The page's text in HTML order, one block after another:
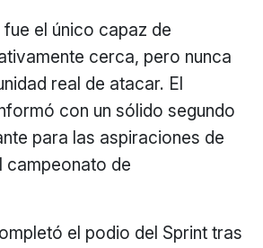
el único capaz de
cerca, pero nunca
real de atacar. El
con un sólido segundo
para las aspiraciones de
campeonato de
el podio del Sprint tras